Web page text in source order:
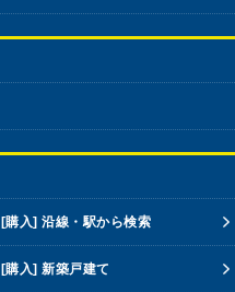
[購入] 沿線・駅から検索
[購入] 新築戸建て